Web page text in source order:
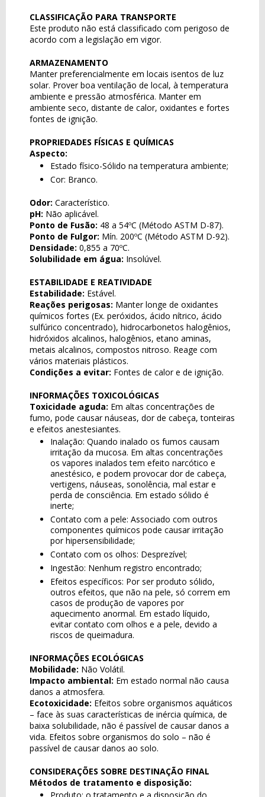
CLASSIFICAÇÃO PARA TRANSPORTE
Este produto não está classificado com perigoso de
acordo com a legislação em vigor.
ARMAZENAMENTO
Manter preferencialmente em locais isentos de luz
solar. Prover boa ventilação de local, à temperatura
ambiente e pressão atmosférica. Manter em
ambiente seco, distante de calor, oxidantes e fortes
fontes de ignição.
PROPRIEDADES FÍSICAS E QUÍMICAS
Aspecto:
Estado físico-Sólido na temperatura ambiente;
Cor: Branco.
Odor: Característico.
pH: Não aplicável.
Ponto de Fusão: 48 a 54ºC (Método ASTM D-87).
Ponto de Fulgor: Mín. 200ºC (Método ASTM D-92).
Densidade: 0,855 a 70ºC.
Solubilidade em água: Insolúvel.
ESTABILIDADE E REATIVIDADE
Estabilidade: Estável.
Reações perigosas: Manter longe de oxidantes
químicos fortes (Ex. peróxidos, ácido nítrico, ácido
sulfúrico concentrado), hidrocarbonetos halogênios,
hidróxidos alcalinos, halogênios, etano aminas,
metais alcalinos, compostos nitroso. Reage com
vários materiais plásticos.
Condições a evitar: Fontes de calor e de ignição.
INFORMAÇÕES TOXICOLÓGICAS
Toxicidade aguda: Em altas concentrações de
fumo, pode causar náuseas, dor de cabeça, tonteiras
e efeitos anestesiantes.
Inalação: Quando inalado os fumos causam
irritação da mucosa. Em altas concentrações
os vapores inalados tem efeito narcótico e
anestésico, e podem provocar dor de cabeça,
vertigens, náuseas, sonolência, mal estar e
perda de consciência. Em estado sólido é
inerte;
Contato com a pele: Associado com outros
componentes químicos pode causar irritação
por hipersensibilidade;
Contato com os olhos: Desprezível;
Ingestão: Nenhum registro encontrado;
Efeitos específicos: Por ser produto sólido,
outros efeitos, que não na pele, só correm em
casos de produção de vapores por
aquecimento anormal. Em estado líquido,
evitar contato com olhos e a pele, devido a
riscos de queimadura.
INFORMAÇÕES ECOLÓGICAS
Mobilidade: Não Volátil.
Impacto ambiental: Em estado normal não causa
danos a atmosfera.
Ecotoxicidade: Efeitos sobre organismos aquáticos
– face às suas características de inércia química, de
baixa solubilidade, não é passível de causar danos a
vida. Efeitos sobre organismos do solo – não é
passível de causar danos ao solo.
CONSIDERAÇÕES SOBRE DESTINAÇÃO FINAL
Métodos de tratamento e disposição: